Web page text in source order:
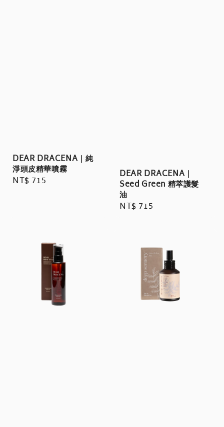
DEAR DRACENA｜純
淨頭皮精華噴霧
Regular
NT$ 715 DEAR DRACENA｜
Seed Green 精萃護髮
油
Regular
NT$ 715